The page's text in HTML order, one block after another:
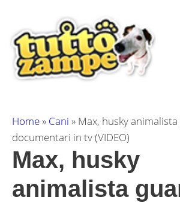
contenuto
Home» Cani » Max, husky
documentari in tv (VIDEO)
Max, husky
animalista